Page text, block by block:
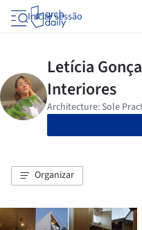
Iniciar sessão
Organizar